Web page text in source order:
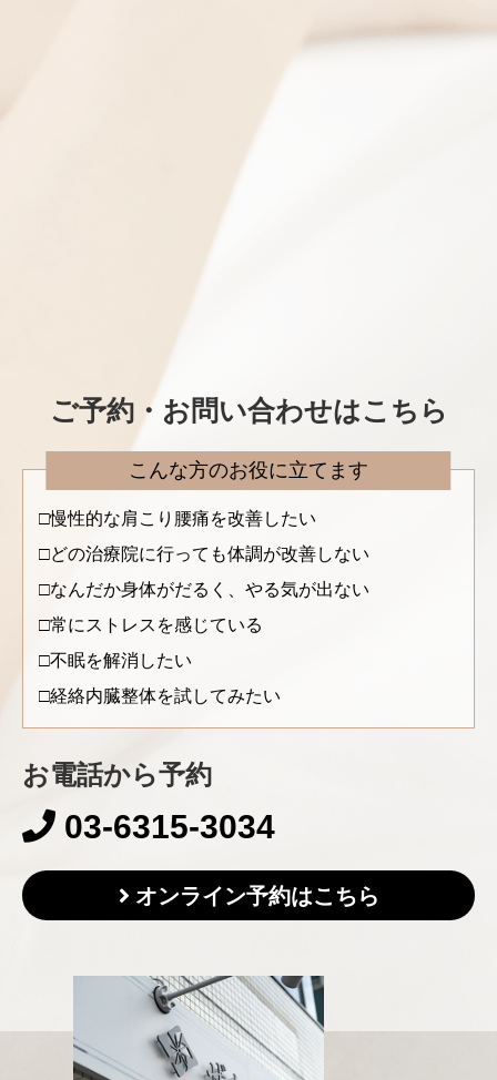
ご予約・お問い合わせはこちら
こんな方のお役に立てます
慢性的な肩こり腰痛を改善したい
どの治療院に行っても体調が改善しない
なんだか身体がだるく、やる気が出ない
常にストレスを感じている
不眠を解消したい
経絡内臓整体を試してみたい
お電話から予約
03-6315-3034
オンライン予約はこちら